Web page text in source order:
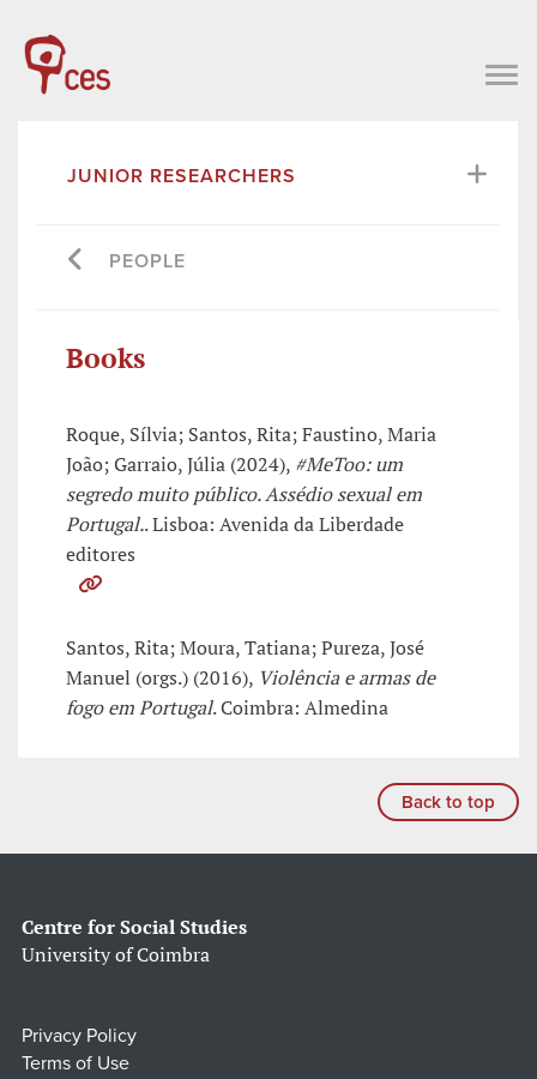
JUNIOR RESEARCHERS
PEOPLE
Books
Roque, Sílvia; Santos, Rita; Faustino, Maria
João; Garraio, Júlia (2024), #MeToo: um
segredo muito público. Assédio sexual em
Portugal.. Lisboa: Avenida da Liberdade
editores
Santos, Rita; Moura, Tatiana; Pureza, José
Manuel (orgs.) (2016), Violência e armas de
fogo em Portugal. Coimbra: Almedina
Back to top
Centre for Social Studies
University of Coimbra
Privacy Policy
Terms of Use